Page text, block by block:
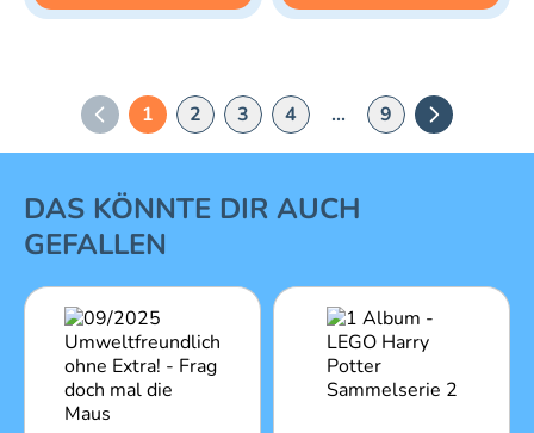
Vorherige Seite
1 2 3 4 ... 9 Nächste
1 von 16
DAS KÖNNTE DIR AUCH
GEFALLEN